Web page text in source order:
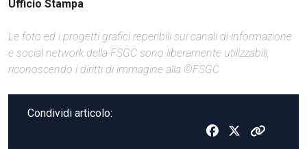
Ufficio Stampa
Le foto ed i progetti grafici reperibili sui canali di informazione
e social network della FSGC sono liberamente utilizzabili,
riconoscendo i diritti di immagine alla ©FSGC
Condividi articolo: